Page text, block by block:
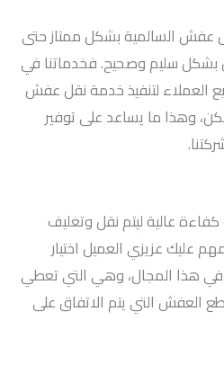
عفش السالمية بشكل ممتاز حتى
سليم وصحيح. فخدماتنا في
العملاء لتنفيذ خدمة نقل عفش
وهذا ما يساعد على توفير
عالية ليتم نقل وتغليف
عليك عزيزي العميل اختيار
هذا المجال، وهي التي تعطي
العفش التي يتم الاتفاق على